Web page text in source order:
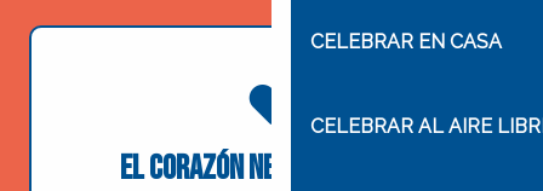
CELEBRAR EN CASA
CELEBRAR AL AIRE
El corazón necesita manos